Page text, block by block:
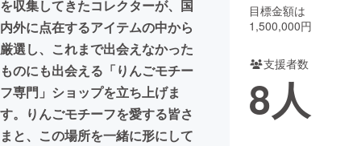
CAMPFIRE for Social Good
CAMPFIRE Creation
CAMPFIREふるさと納税
コミュニティ
を収集してきたコレクターが、国
内外に点在するアイテムの中から
厳選し、これまで出会えなかった
ものにも出会える「りんごモチー
フ専門」ショップを立ち上げま
す。りんごモチーフを愛する皆さ
まと、この場所を一緒に形にして
目標金額は
1,500,000円
支援者数
8人